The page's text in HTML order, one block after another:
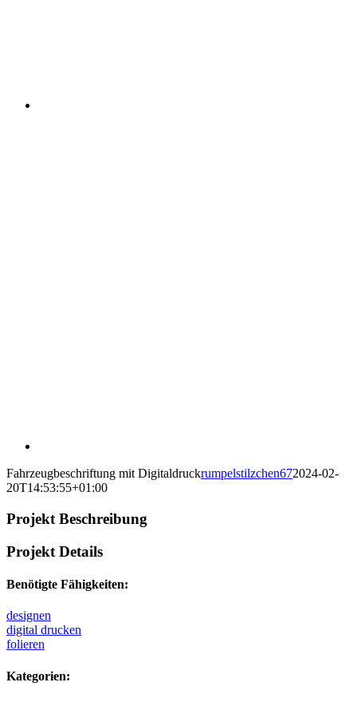
Fahrzeugbeschriftung mit Digitaldruckrumpelstilzchen672024-02-
20T14:53:55+01:00
Projekt Beschreibung
Projekt Details
Benötigte Fähigkeiten:
designen
digital drucken
folieren
Kategorien: